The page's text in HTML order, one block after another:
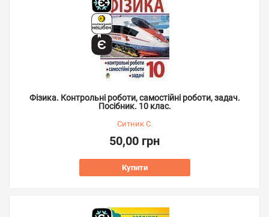
Фізика. Контрольні роботи, самостійні роботи, задач.
Посібник. 10 клас.
Ситник С.
50,00 грн
Купити